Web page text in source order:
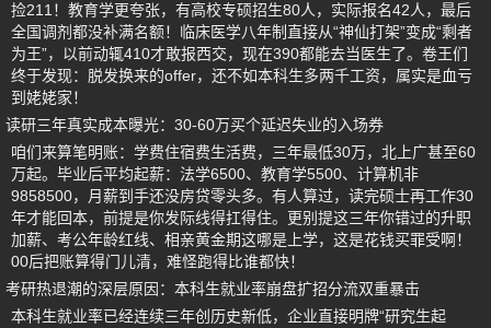
捡211！教育学更夸张，有高校专硕招生80人，实际报名42人，最后
全国调剂都没补满名额！临床医学八年制直接从“神仙打架”变成“剩者
为王”，以前动辄410才敢报西交，现在390都能去当医生了。卷王们
终于发现：脱发换来的offer，还不如本科生多两千工资，属实是血亏
到姥姥家！
读研三年真实成本曝光：30-60万买个延迟失业的入场券
咱们来算笔明账：学费住宿费生活费，三年最低30万，北上广甚至60
万起。毕业后平均起薪：法学6500、教育学5500、计算机非
9858500，月薪到手还没房贷零头多。有人算过，读完硕士再工作30
年才能回本，前提是你发际线得扛得住。更别提这三年你错过的升职
加薪、考公年龄红线、相亲黄金期这哪是上学，这是花钱买罪受啊！
00后把账算得门儿清，难怪跑得比谁都快！
考研热退潮的深层原因：本科生就业率崩盘扩招分流双重暴击
本科生就业率已经连续三年创历史新低，企业直接明牌“研究生起